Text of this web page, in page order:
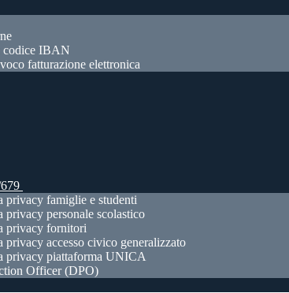
codice IBAN
fatturazione elettronica
privacy famiglie e studenti
privacy personale scolastico
privacy fornitori
privacy accesso civico generalizzato
privacy piattaforma UNICA
Officer (DPO)